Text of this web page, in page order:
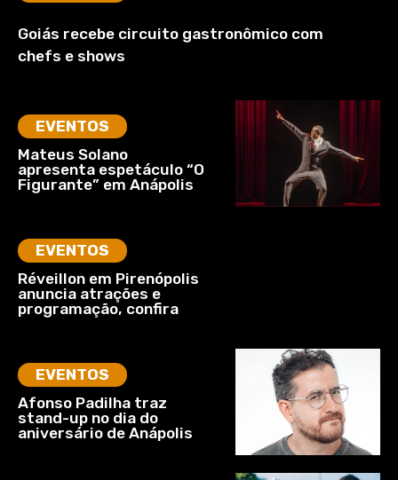
Goiás recebe circuito gastronômico com
chefs e shows
EVENTOS
Mateus Solano
apresenta espetáculo “O
Figurante” em Anápolis
EVENTOS
Réveillon em Pirenópolis
anuncia atrações e
programação, confira
EVENTOS
Afonso Padilha traz
stand-up no dia do
aniversário de Anápolis